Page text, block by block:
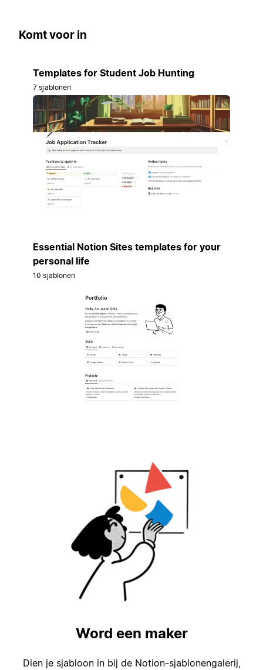
Komt voor in
Templates for Student Job Hunting
7 sjablonen
Essential Notion Sites templates for your
personal life
10 sjablonen
Word een maker
Dien je sjabloon in bij de Notion-sjablonengalerij,